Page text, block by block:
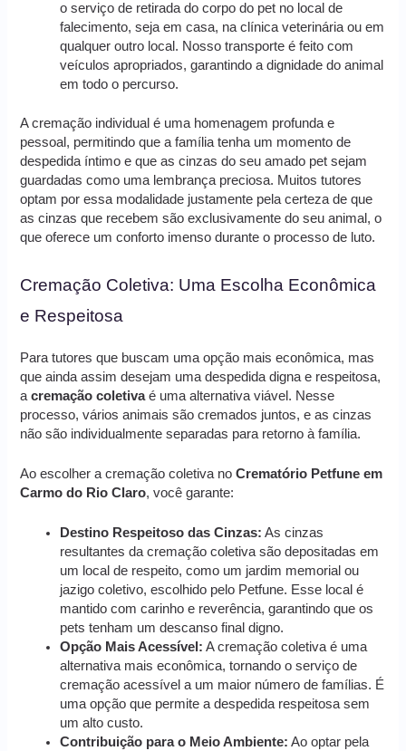
o serviço de retirada do corpo do pet no local de
falecimento, seja em casa, na clínica veterinária ou em
qualquer outro local. Nosso transporte é feito com
veículos apropriados, garantindo a dignidade do animal
em todo o percurso.
A cremação individual é uma homenagem profunda e
pessoal, permitindo que a família tenha um momento de
despedida íntimo e que as cinzas do seu amado pet sejam
guardadas como uma lembrança preciosa. Muitos tutores
optam por essa modalidade justamente pela certeza de que
as cinzas que recebem são exclusivamente do seu animal, o
que oferece um conforto imenso durante o processo de luto.
Cremação Coletiva: Uma Escolha Econômica
e Respeitosa
Para tutores que buscam uma opção mais econômica, mas
que ainda assim desejam uma despedida digna e respeitosa,
acremação coletivaé uma alternativa viável. Nesse
processo, vários animais são cremados juntos, e as cinzas
não são individualmente separadas para retorno à família.
Ao escolher a cremação coletiva noCrematório Petfune em
Carmo do Rio Claro, você garante:
Destino Respeitoso das Cinzas: As cinzas
resultantes da cremação coletiva são depositadas em
um local de respeito, como um jardim memorial ou
jazigo coletivo, escolhido pelo Petfune. Esse local é
mantido com carinho e reverência, garantindo que os
pets tenham um descanso final digno.
Opção Mais Acessível: A cremação coletiva é uma
alternativa mais econômica, tornando o serviço de
cremação acessível a um maior número de famílias. É
uma opção que permite a despedida respeitosa sem
um alto custo.
Contribuição para o Meio Ambiente: Ao optar pela